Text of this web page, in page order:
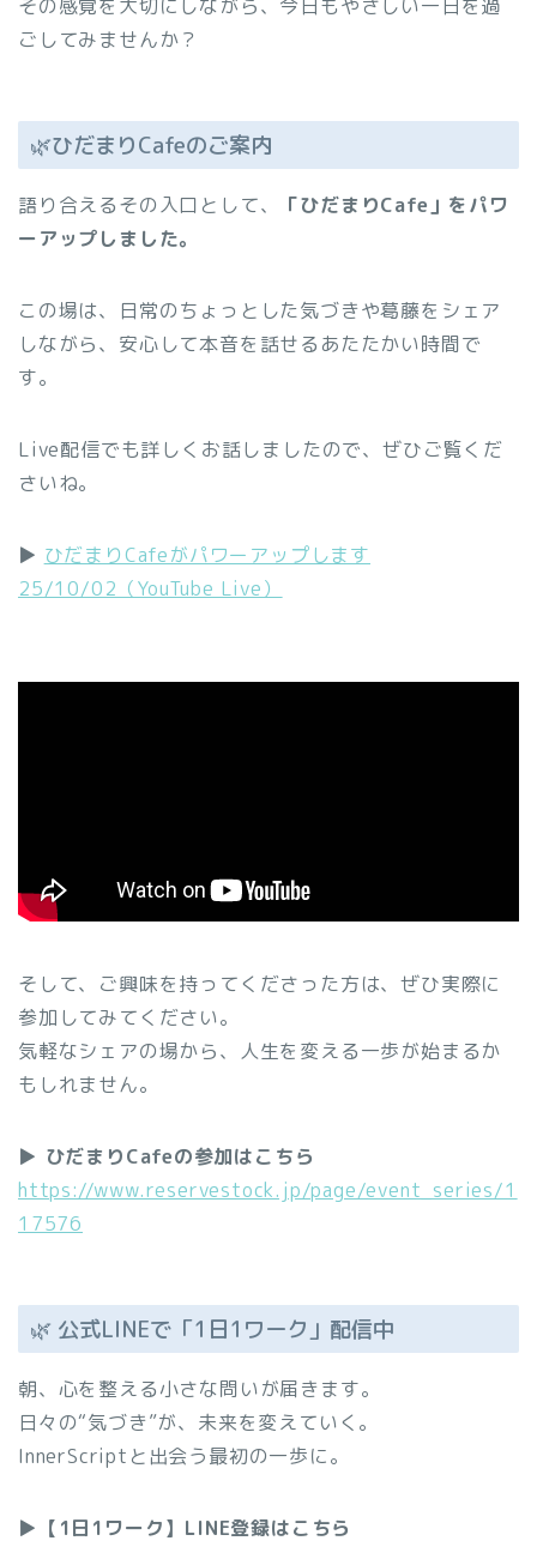
その感覚を大切にしながら、今日もやさしい一日を過
ごしてみませんか？
🌿ひだまりCafeのご案内
語り合えるその入口として、
「ひだまりCafe」をパワ
ーアップしました。
この場は、日常のちょっとした気づきや葛藤をシェア
しながら、安心して本音を話せるあたたかい時間で
す。
Live配信でも詳しくお話しましたので、ぜひご覧くだ
さいね。
▶ ひだまりCafeがパワーアップします
25/10/02（YouTube Live）
そして、ご興味を持ってくださった方は、ぜひ実際に
参加してみてください。
気軽なシェアの場から、人生を変える一歩が始まるか
もしれません。
▶ ひだまりCafeの参加はこちら
https://www.reservestock.jp/page/event_series/1
17576
🌿 公式LINEで「1日1ワーク」配信中
朝、心を整える小さな問いが届きます。
日々の“気づき”が、未来を変えていく。
InnerScriptと出会う最初の一歩に。
▶︎【1日1ワーク】LINE登録はこちら